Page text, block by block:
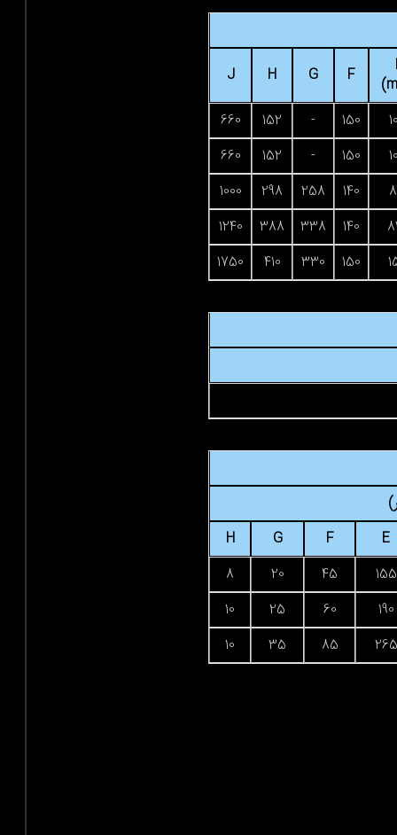
F
G
H
J
150
-
152
660
150
-
152
660
140
258
298
1000
140
338
388
1240
150
330
410
1750
E
F
G
H
155
45
20
8
190
60
25
10
265
85
35
10